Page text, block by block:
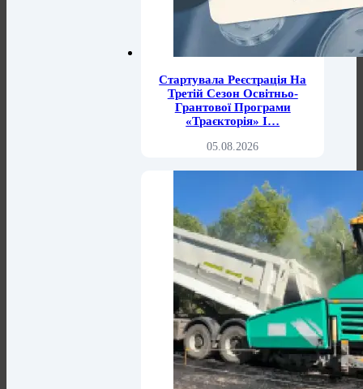
Стартувала Реєстрація На
Третій Сезон Освітньо-
Грантової Програми
«Траєкторія» І…
05.08.2026